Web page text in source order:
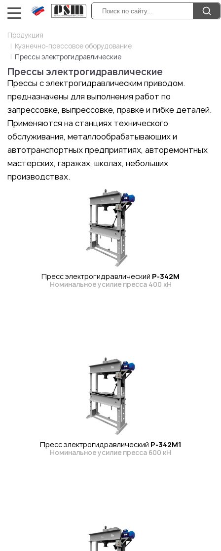
Продукция
Кузнечно-прессовое оборудование
Прессы электрогидравлические
Прессы электрогидравлические
Прессы с электрогидравлическим приводом.
предназначены для выполнения работ по
запрессовке, выпрессовке, правке и гибке деталей.
Применяются на станциях технического
обслуживания, металлообрабатывающих и
автотранспортных предприятиях, авторемонтных
мастерских, гаражах, школах, небольших
производствах.
Пресс электрогидравлический Р-342М
Номинальное усилие пресса 400 кН
Пресс электрогидравлический Р-342М1
Номинальное усилие пресса 600 кН